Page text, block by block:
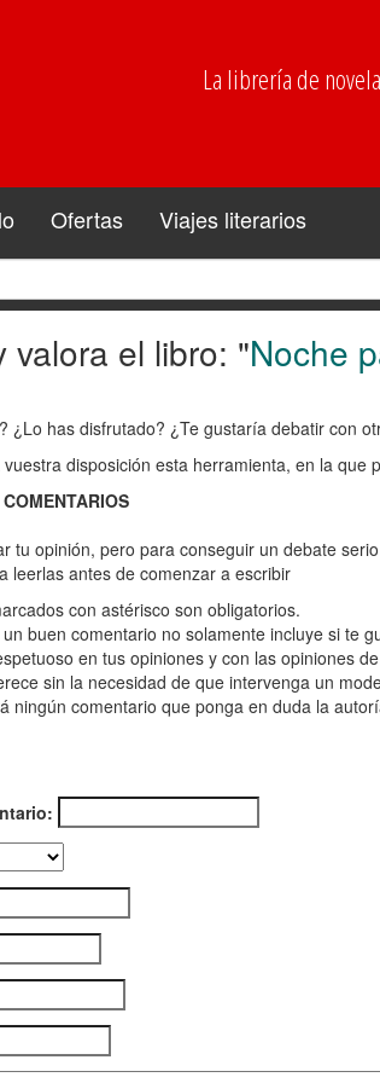
La librería de
Ofertas Viajes literarios
valora el libro: "Noche
¿Lo has disfrutado? ¿Te gustaría debatir con
disposición esta herramienta, en la
tu opinión, pero para conseguir un debate
leerlas antes de comenzar a escribir
con astérisco son obligatorios.
buen comentario no solamente incluye si te
en tus opiniones y con las opiniones
sin la necesidad de que intervenga un
ningún comentario que ponga en duda la